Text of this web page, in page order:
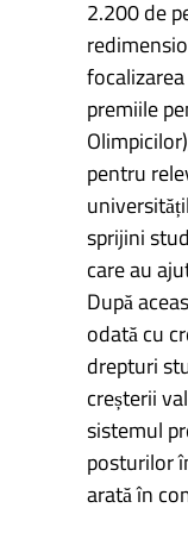
2.200 de
premiile
pentru
sprijini
care au
După
odată cu
drepturi
creșterii
sistemul
posturilor
arată în